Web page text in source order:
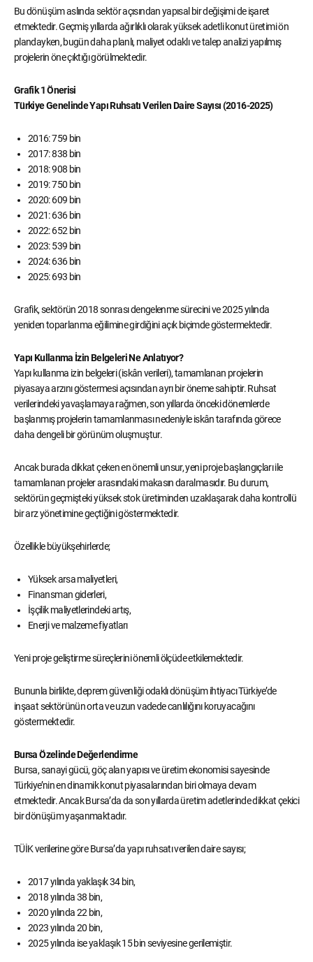
Bu dönüşüm aslında sektör açısından yapısal bir değişimi de işaret
etmektedir. Geçmiş yıllarda ağırlıklı olarak yüksek adetli konut üretimi ön
plandayken, bugün daha planlı, maliyet odaklı ve talep analizi yapılmış
projelerin öne çıktığı görülmektedir.
Grafik 1 Önerisi
Türkiye Genelinde Yapı Ruhsatı Verilen Daire Sayısı (2016-2025)
2016: 759 bin
2017: 838 bin
2018: 908 bin
2019: 750 bin
2020: 609 bin
2021: 636 bin
2022: 652 bin
2023: 539 bin
2024: 636 bin
2025: 693 bin
Grafik, sektörün 2018 sonrası dengelenme sürecini ve 2025 yılında
yeniden toparlanma eğilimine girdiğini açık biçimde göstermektedir.
Yapı Kullanma İzin Belgeleri Ne Anlatıyor?
Yapı kullanma izin belgeleri (iskân verileri), tamamlanan projelerin
piyasaya arzını göstermesi açısından ayrı bir öneme sahiptir. Ruhsat
verilerindeki yavaşlamaya rağmen, son yıllarda önceki dönemlerde
başlanmış projelerin tamamlanması nedeniyle iskân tarafında görece
daha dengeli bir görünüm oluşmuştur.
Ancak burada dikkat çeken en önemli unsur, yeni proje başlangıçları ile
tamamlanan projeler arasındaki makasın daralmasıdır. Bu durum,
sektörün geçmişteki yüksek stok üretiminden uzaklaşarak daha kontrollü
bir arz yönetimine geçtiğini göstermektedir.
Özellikle büyükşehirlerde;
Yüksek arsa maliyetleri,
Finansman giderleri,
İşçilik maliyetlerindeki artış,
Enerji ve malzeme fiyatları
Yeni proje geliştirme süreçlerini önemli ölçüde etkilemektedir.
Bununla birlikte, deprem güvenliği odaklı dönüşüm ihtiyacı Türkiye’de
inşaat sektörünün orta ve uzun vadede canlılığını koruyacağını
göstermektedir.
Bursa Özelinde Değerlendirme
Bursa, sanayi gücü, göç alan yapısı ve üretim ekonomisi sayesinde
Türkiye’nin en dinamik konut piyasalarından biri olmaya devam
etmektedir. Ancak Bursa’da da son yıllarda üretim adetlerinde dikkat çekici
bir dönüşüm yaşanmaktadır.
TÜİK verilerine göre Bursa’da yapı ruhsatı verilen daire sayısı;
2017 yılında yaklaşık 34 bin,
2018 yılında 38 bin,
2020 yılında 22 bin,
2023 yılında 20 bin,
2025 yılında ise yaklaşık 15 bin seviyesine gerilemiştir.